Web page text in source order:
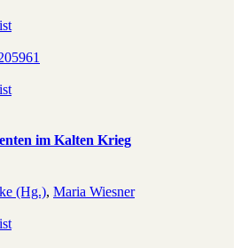
im Kalten Krieg
(Hg.), Maria Wiesner